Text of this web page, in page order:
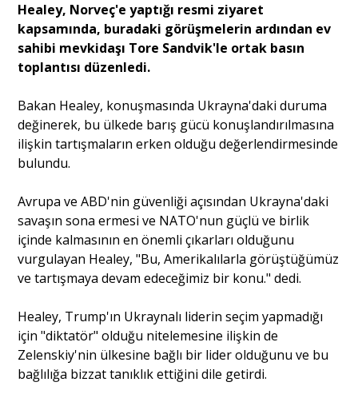
Yazı Dizisi
Yazarlar
Eğitim
Dosya Haber
Sağlık
Healey, Norveç'e yaptığı resmi ziyaret
kapsamında, buradaki görüşmelerin ardından ev
sahibi mevkidaşı Tore Sandvik'le ortak basın
toplantısı düzenledi.
Bakan Healey, konuşmasında Ukrayna'daki duruma
değinerek, bu ülkede barış gücü konuşlandırılmasına
ilişkin tartışmaların erken olduğu değerlendirmesinde
bulundu.
Avrupa ve ABD'nin güvenliği açısından Ukrayna'daki
savaşın sona ermesi ve NATO'nun güçlü ve birlik
içinde kalmasının en önemli çıkarları olduğunu
vurgulayan Healey, "Bu, Amerikalılarla görüştüğümüz
ve tartışmaya devam edeceğimiz bir konu." dedi.
Healey, Trump'ın Ukraynalı liderin seçim yapmadığı
için "diktatör" olduğu nitelemesine ilişkin de
Zelenskiy'nin ülkesine bağlı bir lider olduğunu ve bu
bağlılığa bizzat tanıklık ettiğini dile getirdi.